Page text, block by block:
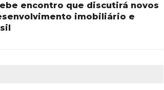
encontro que discutirá novos
imobiliário e